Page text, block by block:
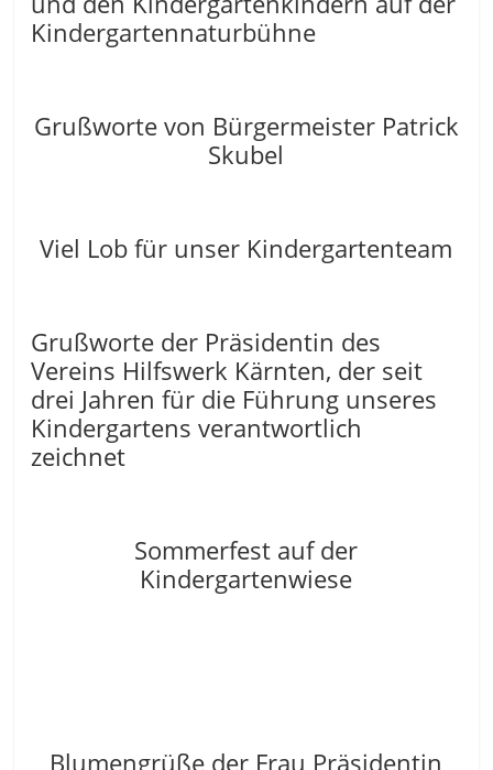
Kindergartennaturbühne
Grußworte von Bürgermeister Patrick
Skubel
Viel Lob für unser Kindergartenteam
Grußworte der Präsidentin des
Vereins Hilfswerk Kärnten, der seit
drei Jahren für die Führung unseres
Kindergartens verantwortlich
zeichnet
Sommerfest auf der
Kindergartenwiese
Blumengrüße der Frau Präsidentin